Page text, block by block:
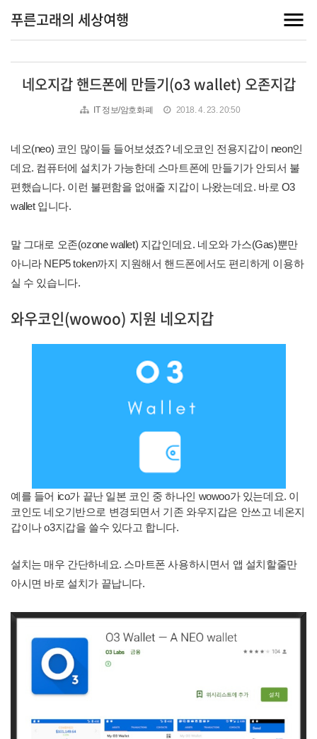
푸른고래의 세상여행
네오지갑 핸드폰에 만들기(o3 wallet) 오존지갑
IT 정보/암호화폐 2018. 4. 23. 20:50
네오(neo) 코인 많이들 들어보셨죠? 네오코인 전용지갑이 neon인
데요. 컴퓨터에 설치가 가능한데 스마트폰에 만들기가 안되서 불
편했습니다. 이런 불편함을 없애줄 지갑이 나왔는데요. 바로 O3
wallet 입니다.
말 그대로 오존(ozone wallet) 지갑인데요. 네오와 가스(Gas)뿐만
아니라 NEP5 token까지 지원해서 핸드폰에서도 편리하게 이용하
실 수 있습니다.
와우코인(wowoo) 지원 네오지갑
예를 들어 ico가 끝난 일본 코인 중 하나인 wowoo가 있는데요. 이
코인도 네오기반으로 변경되면서 기존 와우지갑은 안쓰고 네온지
갑이나 o3지갑을 쓸수 있다고 합니다.
설치는 매우 간단하네요. 스마트폰 사용하시면서 앱 설치할줄만
아시면 바로 설치가 끝납니다.